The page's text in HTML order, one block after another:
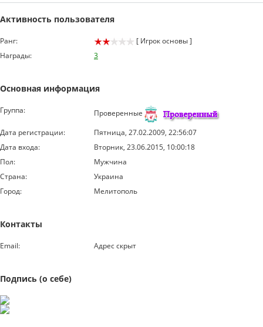
Активность пользователя
Ранг:
[ Игрок основы ]
Награды:
3
Основная информация
Группа:
Проверенные
Дата регистрации:
Пятница, 27.02.2009, 22:56:07
Дата входа:
Вторник, 23.06.2015, 10:00:18
Пол:
Мужчина
Страна:
Украина
Город:
Мелитополь
Контакты
Email: Адрес скрыт
Подпись (о себе)